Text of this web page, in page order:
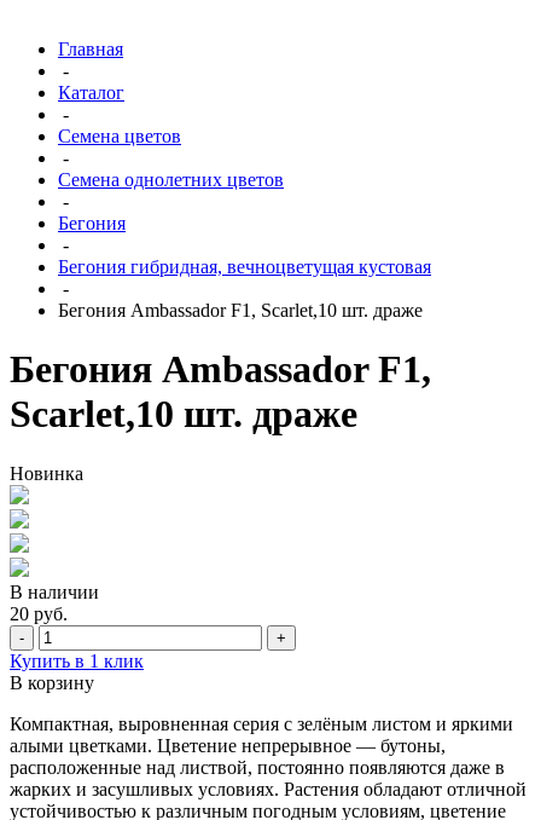
Главная
-
Каталог
-
Семена цветов
-
Семена однолетних цветов
-
Бегония
-
Бегония гибридная, вечноцветущая кустовая
-
Бегония Ambassador F1, Scarlet,10 шт. драже
Бегония Ambassador F1,
Scarlet,10 шт. драже
Новинка
В наличии
20 руб.
- +
Купить в 1 клик
В корзину
Компактная, выровненная серия с зелёным листом и яркими
алыми цветками. Цветение непрерывное — бутоны,
расположенные над листвой, постоянно появляются даже в
жарких и засушливых условиях. Растения обладают отличной
устойчивостью к различным погодным условиям, цветение